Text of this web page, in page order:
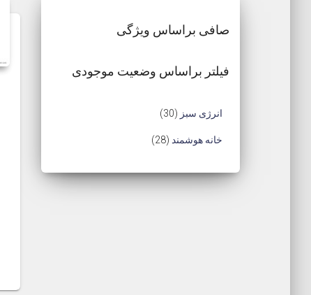
صافی براساس ویژگی
فیلتر براساس وضعیت موجودی
انرژی سبز 30
3
0
ح
خانه هوشمند 28
2